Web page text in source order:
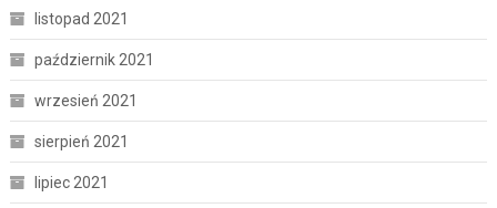
listopad 2021
październik 2021
wrzesień 2021
sierpień 2021
lipiec 2021